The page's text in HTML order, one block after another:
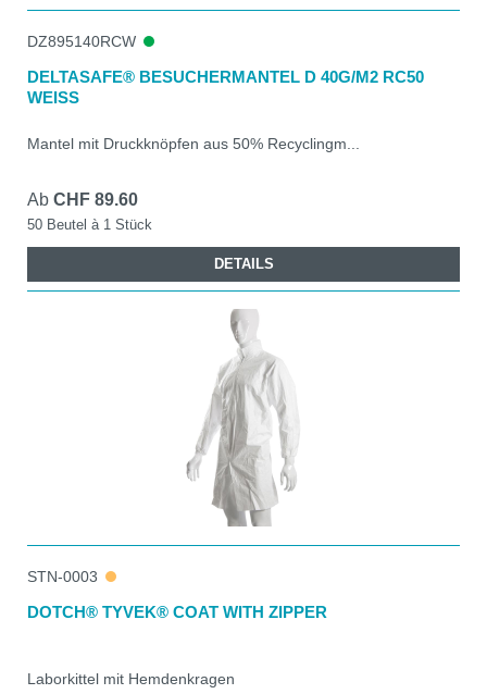
DZ895140RCW
DELTASAFE® BESUCHERMANTEL D 40G/M2 RC50
WEISS
Mantel mit Druckknöpfen aus 50% Recyclingm...
Ab CHF 89.60
50 Beutel à 1 Stück
DETAILS
STN-0003
DOTCH® TYVEK® COAT WITH ZIPPER
Laborkittel mit Hemdenkragen